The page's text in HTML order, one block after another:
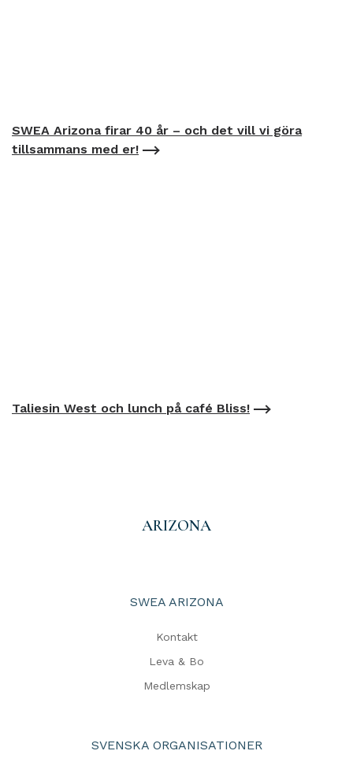
SWEA Arizona firar 40 år – och det vill vi göra
tillsammans med er!
Taliesin West och lunch på café Bliss!
ARIZONA
SWEA ARIZONA
Kontakt
Leva & Bo
Medlemskap
SVENSKA ORGANISATIONER